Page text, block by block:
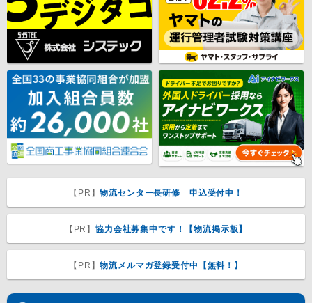
【PR】物流センター長研修 申込受付中！
【PR】協力会社募集中です！【物流掲示板】
【PR】物流メルマガ登録受付中【無料！】